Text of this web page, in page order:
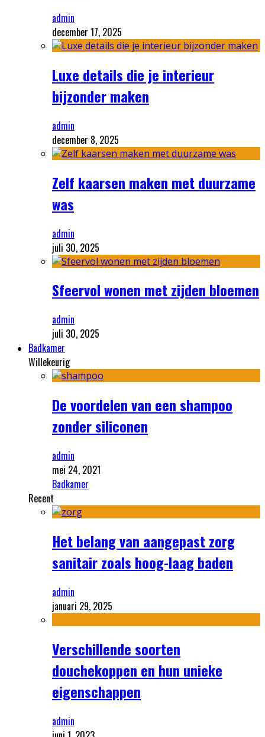
admin
december 17, 2025
Luxe details die je interieur
bijzonder maken
admin
december 8, 2025
Zelf kaarsen maken met duurzame
was
admin
juli 30, 2025
Sfeervol wonen met zijden bloemen
admin
juli 30, 2025
Badkamer
Willekeurig
De voordelen van een shampoo
zonder siliconen
admin
mei 24, 2021
Badkamer
Recent
Het belang van aangepast zorg
sanitair zoals hoog-laag baden
admin
januari 29, 2025
Verschillende soorten
douchekoppen en hun unieke
eigenschappen
admin